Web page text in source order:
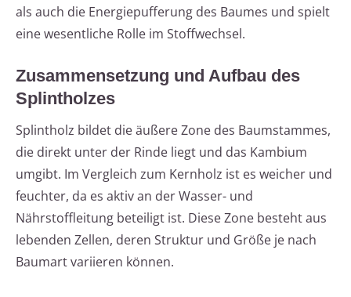
als auch die Energiepufferung des Baumes und spielt
eine wesentliche Rolle im Stoffwechsel.
Zusammensetzung und Aufbau des
Splintholzes
Splintholz bildet die äußere Zone des Baumstammes,
die direkt unter der Rinde liegt und das Kambium
umgibt. Im Vergleich zum Kernholz ist es weicher und
feuchter, da es aktiv an der Wasser- und
Nährstoffleitung beteiligt ist. Diese Zone besteht aus
lebenden Zellen, deren Struktur und Größe je nach
Baumart variieren können.